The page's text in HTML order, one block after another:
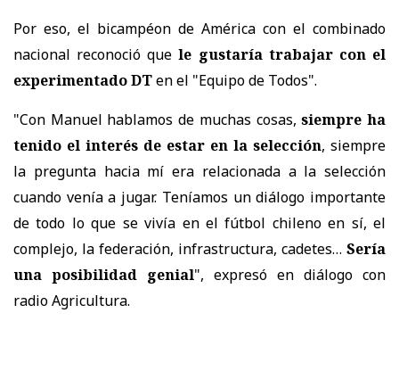
Por eso, el bicampéon de América con el combinado
nacional reconoció quele gustaría trabajar con el
experimentado DTen el "Equipo de Todos".
"Con Manuel hablamos de muchas cosas,siempre ha
tenido el interés de estar en la selección, siempre
la pregunta hacia mí era relacionada a la selección
cuando venía a jugar. Teníamos un diálogo importante
de todo lo que se vivía en el fútbol chileno en sí, el
complejo, la federación, infrastructura, cadetes… Sería
una posibilidad genial", expresó en diálogo con
radio Agricultura.